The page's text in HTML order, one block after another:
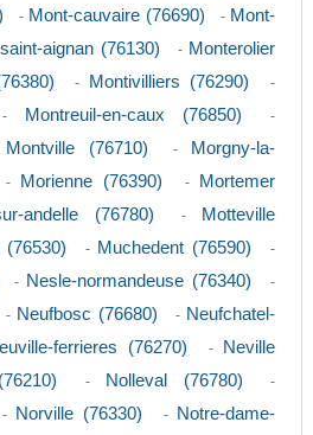
- Mont-cauvaire (76690) - Mont-
aignan (76130) - Monterolier
- Montivilliers (76290) -
Montreuil-en-caux (76850) -
Montville (76710) -
Morgny-la-
- Morienne (76390) -
Mortemer
andelle (76780) -
Motteville
(76530) - Muchedent (76590) -
- Nesle-normandeuse (76340) -
- Neufbosc (76680) - Neufchatel-
ferrieres (76270) -
Neville
- Nolleval (76780) -
- Norville (76330) -
Notre-dame-